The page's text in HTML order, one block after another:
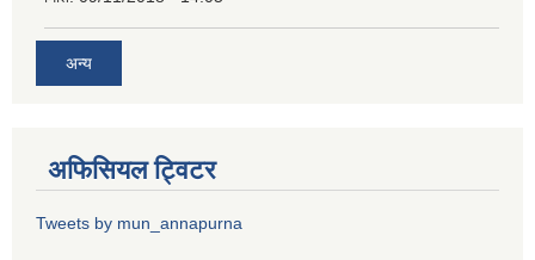
अन्य
अफिसियल ट्विटर
Tweets by mun_annapurna